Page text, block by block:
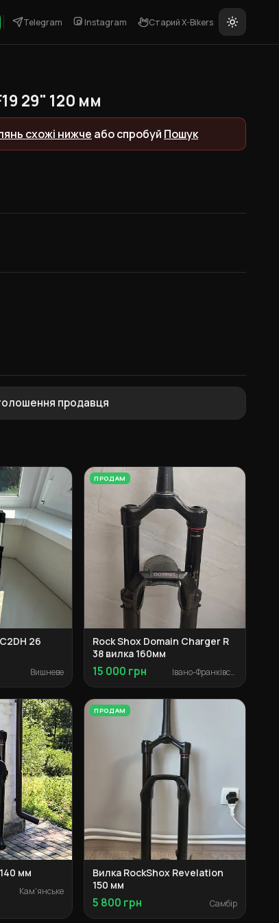
Telegram Instagram Старий X-Bikers
29" 120 мм
схожі нижче або спробуй Пошук
продавця
26
Вишневе
ПРОДАМ
Rock Shox Domain Charger R
38 вилка 160мм
15 000 грн Івано-Франківськ
мм
Кам'янське
ПРОДАМ
Вилка RockShox Revelation
150 мм
5 800 грн Самбір